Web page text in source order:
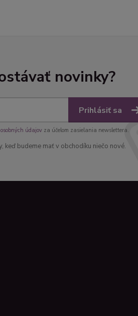
novinky?
Prihlásiť sa
údajovza účelom zasielania newslettera.
keď budeme mať v obchodíku niečo nové.